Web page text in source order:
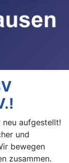
aufgestellt!
und
bewegen
zusammen.